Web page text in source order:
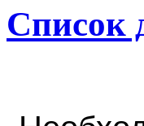
Список